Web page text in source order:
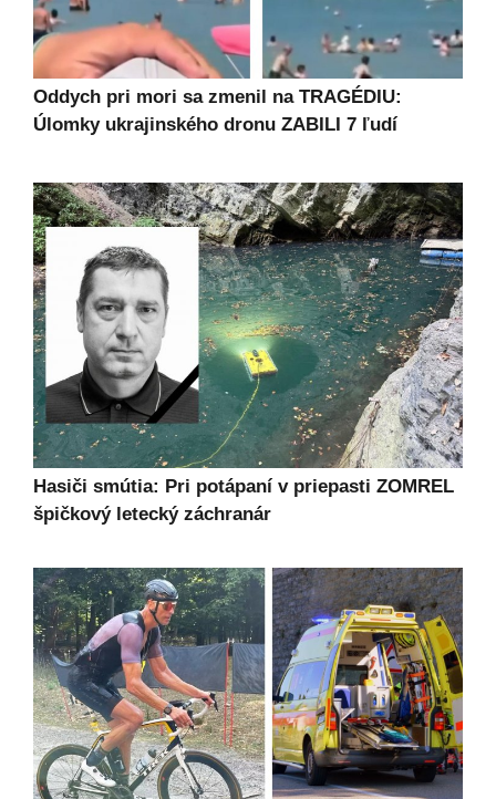
Oddych pri mori sa zmenil na TRAGÉDIU:
Úlomky ukrajinského dronu ZABILI 7 ľudí
Hasiči smútia: Pri potápaní v priepasti ZOMREL
špičkový letecký záchranár